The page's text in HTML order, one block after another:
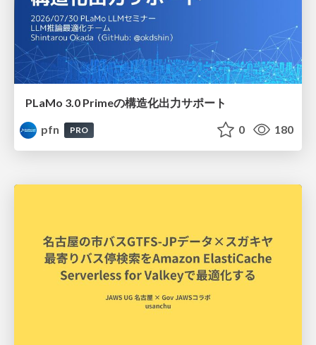
PLaMo 3.0 Primeの構造化出力サポート
pfn
PRO 0 180